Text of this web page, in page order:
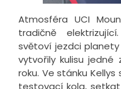
Atmosféra UCI
tradičně
světoví jezdci
vytvořily kulisu
roku. Ve stánku
testovací kola,